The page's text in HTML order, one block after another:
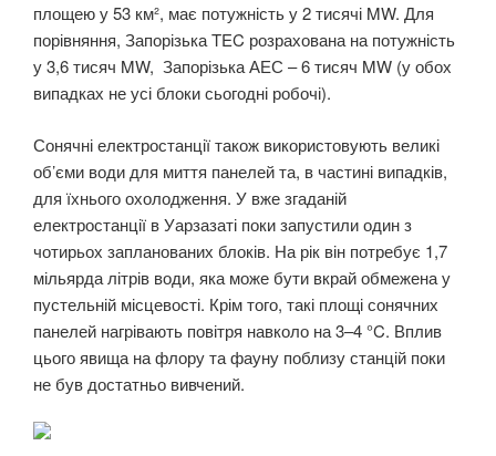
площею у 53 км², має потужність у 2 тисячі MW. Для
порівняння, Запорізька TEC розрахована на потужність
у 3,6 тисяч MW, Запорізька АЕС – 6 тисяч MW (у обох
випадках не усі блоки сьогодні робочі).
Сонячні електростанції також використовують великі
об’єми води для миття панелей та, в частині випадків,
для їхнього охолодження. У вже згаданій
електростанції в Уарзазаті поки запустили один з
чотирьох запланованих блоків. На рік він потребує 1,7
мільярда літрів води, яка може бути вкрай обмежена у
пустельній місцевості. Крім того, такі площі сонячних
панелей нагрівають повітря навколо на 3–4 °C. Вплив
цього явища на флору та фауну поблизу станцій поки
не був достатньо вивчений.